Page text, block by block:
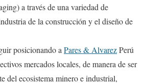
a través de una variedad de
de la construcción y el diseño de
posicionando a Pares & AlvarezPerú
mercados locales, de manera de ser
del ecosistema minero e industrial,